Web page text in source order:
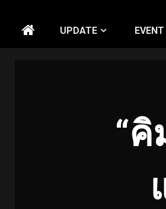
UPDATE
“